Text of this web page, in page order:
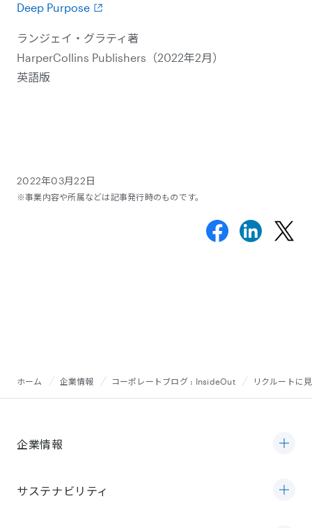
Deep Purpose
ランジェイ・グラティ著
HarperCollins Publishers（2022年2月）
英語版
2022年03月22日
※事業内容や所属などは記事発行時のものです。
ホーム 企業情報 コーポレートブログ : InsideOut リクルートに
企業情報
サステナビリティ